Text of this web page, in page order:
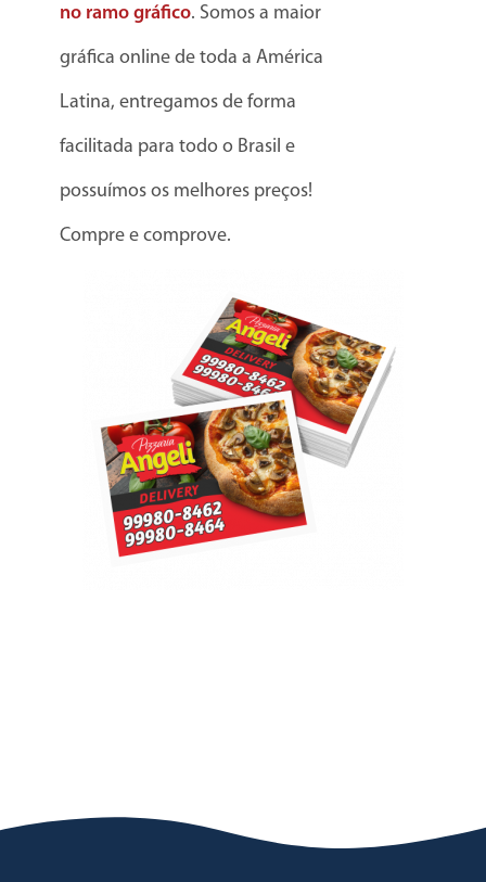
no ramo gráfico. Somos a maior
gráfica online de toda a América
Latina, entregamos de forma
facilitada para todo o Brasil e
possuímos os melhores preços!
Compre e comprove.